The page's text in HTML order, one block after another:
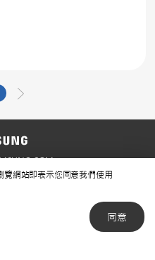
網站即表示您同意我們使用
同意
隱私規範